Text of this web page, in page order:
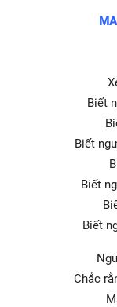
Biết
Biết
Biết
Biết
Chắc